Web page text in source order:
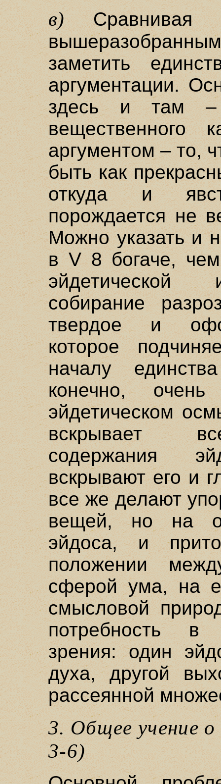
в)
заметить
аргументации.
здесь и там –
вещественного
аргументом – то,
быть как
откуда и
порождается не
Можно указать и
в V 8 богаче,
эйдетической
собирание
твердое и
которое
началу
конечно,
эйдетическом
вскрывает
содержания
вскрывают его и
все же делают
вещей, но на
эйдоса, и
положении
сферой ума, на
смысловой
потребность в
зрения: один
духа, другой
рассеянной
3. Общее учение
3-6)